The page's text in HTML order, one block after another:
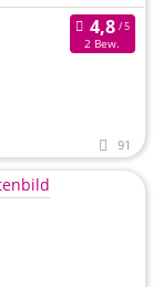
2 Bew.
91